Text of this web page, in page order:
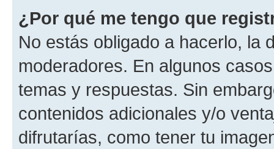
¿Por qué me tengo que
No estás obligado a hacerlo, la
moderadores. En algunos
temas y respuestas. Sin
contenidos adicionales y/o
difrutarías, como tener tu